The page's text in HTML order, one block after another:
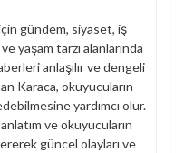
gündem, siyaset, iş
yaşam tarzı alanlarında
anlaşılır ve dengeli
Karaca, okuyucuların
yardımcı olur.
ve okuyucuların
güncel olayları ve